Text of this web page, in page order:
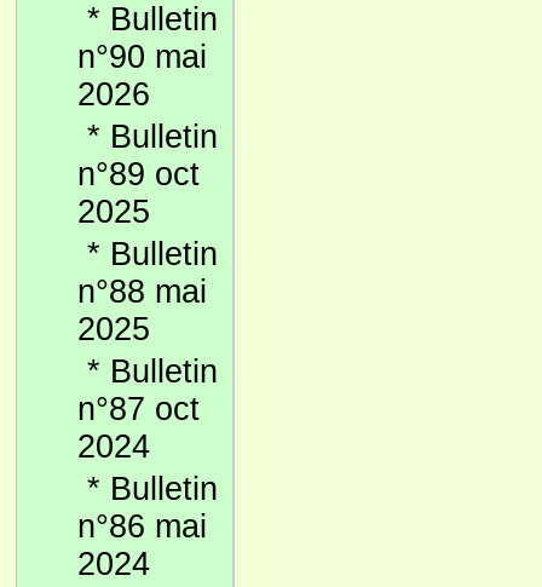
* Bulletin
n°90 mai
2026
* Bulletin
n°89 oct
2025
* Bulletin
n°88 mai
2025
* Bulletin
n°87 oct
2024
* Bulletin
n°86 mai
2024